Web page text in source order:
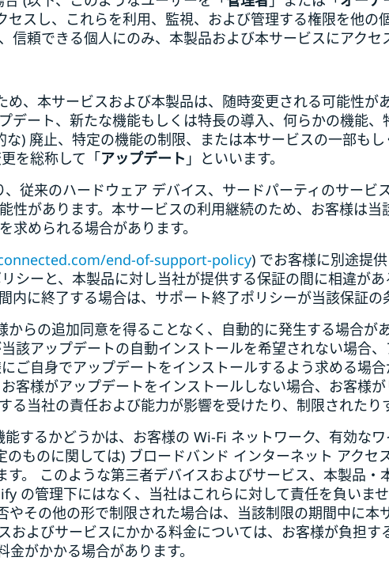
スし、これらを利用、監視、および管理する権限を他の
信頼できる個人にのみ、本製品および本サービスにアクセ
、本サービスおよび本製品は、随時変更される可能性が
デート、新たな機能もしくは特長の導入、何らかの機能
) 廃止、特定の機能の制限、または本サービスの一部も
を総称して「アップデート 」といいます。
従来のハードウェア デバイス、サードパーティのサービ
性があります。本サービスの利用継続のため、お客様は
求められる場合があります。
end-of-support-policy) でお客様に別途提
シーと、本製品に対し当社が提供する保証の間に相違が
内に終了する場合は、サポート終了ポリシーが当該保証
からの追加同意を得ることなく、自動的に発生する場合が
該アップデートの自動インストールを希望されない場合
ご自身でアップデートをインストールするよう求める場
客様がアップデートをインストールしない場合、お客様
る当社の責任および能力が影響を受けたり、制限されたり
するかどうかは、お客様の Wi-Fi ネットワーク、有効な
ものに関しては) ブロードバンド インターネット アクセ
。 このような第三者デバイスおよびサービス、本製品
の管理下にはなく、当社はこれらに対して責任を負いま
その他の形で制限された場合は、当該制限の期間中に本
およびサービスにかかる料金については、お客様が負担
がかかる場合があります。